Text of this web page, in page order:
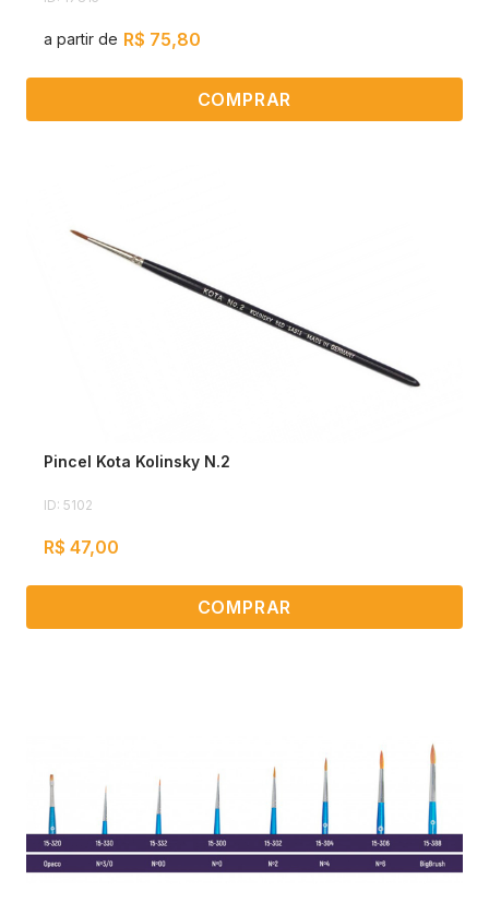
a partir de R$ 75,80
COMPRAR
Pincel Kota Kolinsky N.2
ID: 5102
R$ 47,00
COMPRAR